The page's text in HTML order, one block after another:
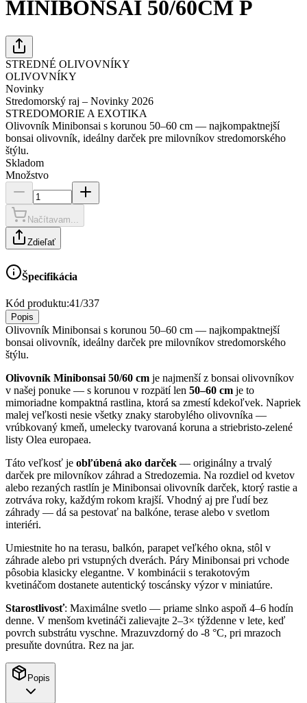
MINIBONSAI 50/60CM P
STREDNÉ OLIVOVNÍKY
OLIVOVNÍKY
Novinky
Stredomorský raj – Novinky 2026
STREDOMORIE A EXOTIKA
Olivovník Minibonsai s korunou 50–60 cm — najkompaktnejší
bonsai olivovník, ideálny darček pre milovníkov stredomorského
štýlu.
Skladom
Množstvo
Načítavam...
Zdieľať
Špecifikácia
Kód produktu:41/337
Popis
Olivovník Minibonsai s korunou 50–60 cm — najkompaktnejší
bonsai olivovník, ideálny darček pre milovníkov stredomorského
štýlu.
Olivovník Minibonsai 50/60 cm je najmenší z bonsai olivovníkov
v našej ponuke — s korunou v rozpätí len 50–60 cm je to
mimoriadne kompaktná rastlina, ktorá sa zmestí kdekoľvek. Napriek
malej veľkosti nesie všetky znaky starobylého olivovníka —
vrúbkovaný kmeň, umelecky tvarovaná koruna a striebristo-zelené
listy Olea europaea.
Táto veľkosť je obľúbená ako darček — originálny a trvalý
darček pre milovníkov záhrad a Stredozemia. Na rozdiel od kvetov
alebo rezaných rastlín je Minibonsai olivovník darček, ktorý rastie a
zotrváva roky, každým rokom krajší. Vhodný aj pre ľudí bez
záhrady — dá sa pestovať na balkóne, terase alebo v svetlom
interiéri.
Umiestnite ho na terasu, balkón, parapet veľkého okna, stôl v
záhrade alebo pri vstupných dverách. Páry Minibonsai pri vchode
pôsobia klasicky elegantne. V kombinácii s terakotovým
kvetináčom dostanete autentický toscánsky výzor v miniatúre.
Starostlivosť: Maximálne svetlo — priame slnko aspoň 4–6 hodín
denne. V menšom kvetináči zalievajte 2–3× týždenne v lete, keď
povrch substrátu vyschne. Mrazuvzdorný do -8 °C, pri mrazoch
presuňte dovnútra. Rez na jar.
Popis